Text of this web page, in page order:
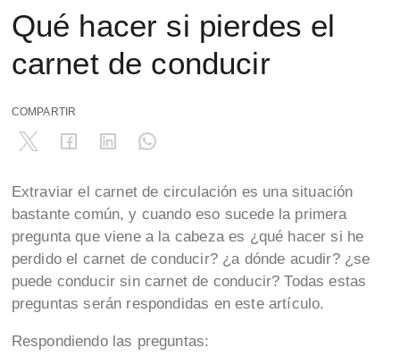
Qué hacer si pierdes el
carnet de conducir
COMPARTIR
Extraviar el carnet de circulación es una situación
bastante común, y cuando eso sucede la primera
pregunta que viene a la cabeza es ¿qué hacer si he
perdido el carnet de conducir? ¿a dónde acudir? ¿se
puede conducir sin carnet de conducir? Todas estas
preguntas serán respondidas en este artículo.
Respondiendo las preguntas: